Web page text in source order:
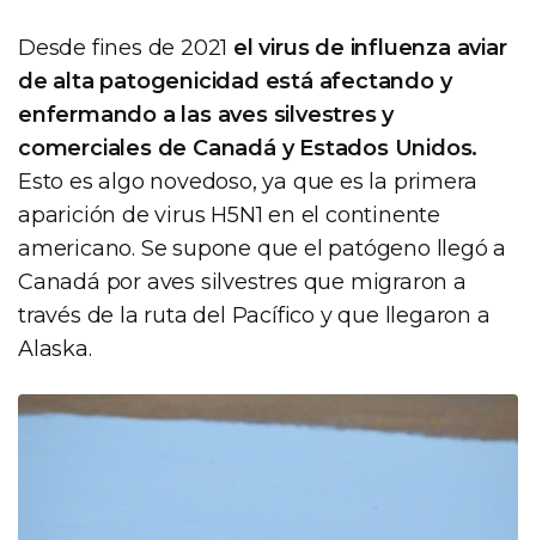
Desde fines de 2021 el virus de influenza aviar
de alta patogenicidad está afectando y
enfermando a las aves silvestres y
comerciales de Canadá y Estados Unidos.
Esto es algo novedoso, ya que es la primera
aparición de virus H5N1 en el continente
americano. Se supone que el patógeno llegó a
Canadá por aves silvestres que migraron a
través de la ruta del Pacífico y que llegaron a
Alaska.